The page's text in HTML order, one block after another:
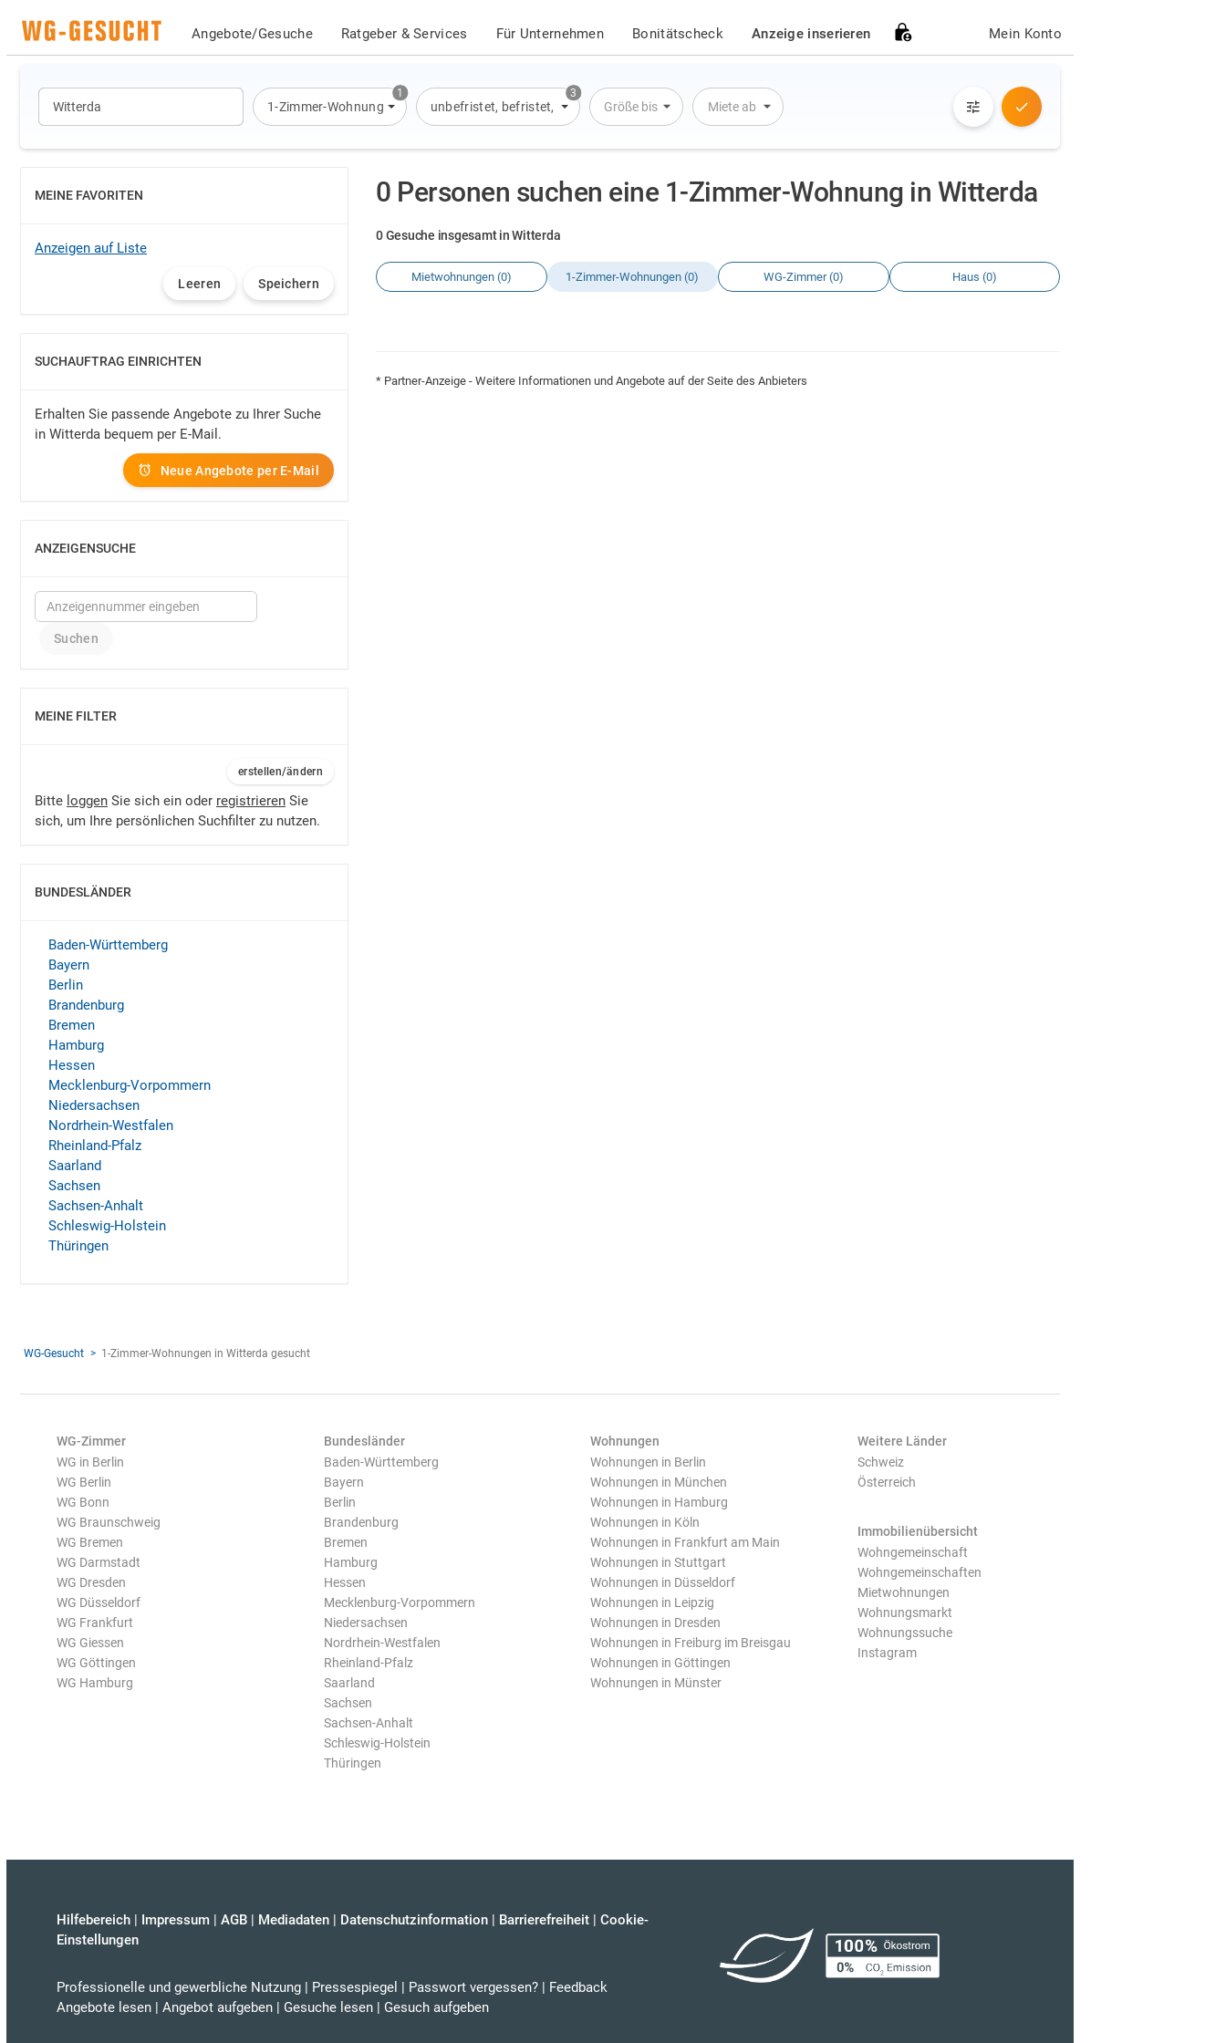
Angebote/Gesuche Ratgeber & Services Für Unternehmen Bonitätscheck Anzeige inserieren Mein Konto
1
1-Zimmer-Wohnung
3
unbefristet, befristet, Übernachtung
Größe bis Miete ab
0 Personen suchen eine 1-Zimmer-Wohnung in Witterda
0 Gesuche insgesamt in Witterda
Mietwohnungen (0) 1-Zimmer-Wohnungen (0) WG-Zimmer (0) Haus (0)
* Partner-Anzeige - Weitere Informationen und Angebote auf der Seite des Anbieters
MEINE FAVORITEN
EINBLENDEN
Anzeigen auf Liste
Leeren Speichern
SUCHAUFTRAG EINRICHTEN
EINBLENDEN
Erhalten Sie passende Angebote zu Ihrer Suche
in Witterda bequem per E-Mail.
Neue Angebote per E-Mail
ANZEIGENSUCHE
EINBLENDEN
MEINE FILTER
EINBLENDEN
erstellen/ändern
Bitte loggen Sie sich ein oder registrieren Sie
sich, um Ihre persönlichen Suchfilter zu nutzen.
BUNDESLÄNDER
EINBLENDEN
Baden-Württemberg
Bayern
Berlin
Brandenburg
Bremen
Hamburg
Hessen
Mecklenburg-Vorpommern
Niedersachsen
Nordrhein-Westfalen
Rheinland-Pfalz
Saarland
Sachsen
Sachsen-Anhalt
Schleswig-Holstein
Thüringen
WG-Gesucht 1-Zimmer-Wohnungen in Witterda gesucht
WG-Zimmer
WG in Berlin
WG Berlin
WG Bonn
WG Braunschweig
WG Bremen
WG Darmstadt
WG Dresden
WG Düsseldorf
WG Frankfurt
WG Giessen
WG Göttingen
WG Hamburg
Bundesländer
Baden-Württemberg
Bayern
Berlin
Brandenburg
Bremen
Hamburg
Hessen
Mecklenburg-Vorpommern
Niedersachsen
Nordrhein-Westfalen
Rheinland-Pfalz
Saarland
Sachsen
Sachsen-Anhalt
Schleswig-Holstein
Thüringen
Wohnungen
Wohnungen in Berlin
Wohnungen in München
Wohnungen in Hamburg
Wohnungen in Köln
Wohnungen in Frankfurt am Main
Wohnungen in Stuttgart
Wohnungen in Düsseldorf
Wohnungen in Leipzig
Wohnungen in Dresden
Wohnungen in Freiburg im Breisgau
Wohnungen in Göttingen
Wohnungen in Münster
Weitere Länder
Schweiz
Österreich
Immobilienübersicht
Wohngemeinschaft
Wohngemeinschaften
Mietwohnungen
Wohnungsmarkt
Wohnungssuche
Instagram
Hilfebereich | Impressum | AGB | Mediadaten | Datenschutzinformation | Barrierefreiheit | Cookie-
Einstellungen
Professionelle und gewerbliche Nutzung | Pressespiegel | Passwort vergessen? | Feedback
Angebote lesen | Angebot aufgeben | Gesuche lesen | Gesuch aufgeben